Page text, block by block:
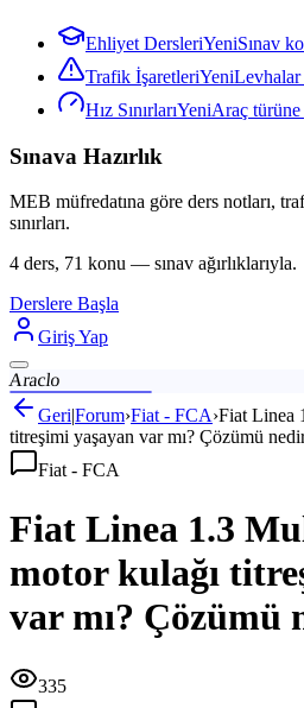
Ehliyet DersleriYeniSınav
Trafik İşaretleriYeniLevhalar
Hız SınırlarıYeniAraç
Sınava Hazırlık
MEB müfredatına göre ders notları,
sınırları.
4 ders, 71 konu — sınav ağırlıklarıyla.
Derslere Başla
Giriş Yap
Araclo
Geri|Forum›Fiat - FCA›Fiat Linea
titreşimi yaşayan var mı? Çözümü
Fiat - FCA
Fiat Linea 1.3
motor kulağı
var mı? Çözümü
335